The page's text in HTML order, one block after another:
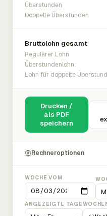
Überstunden
Doppelte Überstunden
Bruttolohn gesamt
Regulärer Lohn
Überstundenlohn
Lohn für doppelte
Drucken /
als PDF
speichern
Rechneroptionen
WOCHE VOM
ANGEZEIGTE TAGE